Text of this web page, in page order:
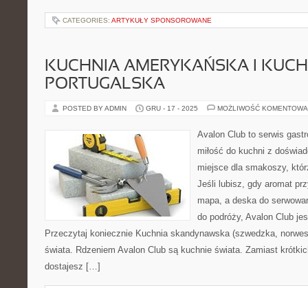
CATEGORIES: ARTYKUŁY SPONSOROWANE
KUCHNIA AMERYKAŃSKA I
PORTUGALSKA
POSTED BY ADMIN GRU - 17 - 2025 MOŻLIWOŚĆ
Avalon Club to serwis
miłość do kuchni z
miejsce dla smakoszy,
Jeśli lubisz, gdy aromat
mapa, a deska do
do podróży, Avalon Club
Przeczytaj koniecznie Kuchnia skandynawska (szwedzka,
świata. Rdzeniem Avalon Club są kuchnie świata. Zamiast
dostajesz […]